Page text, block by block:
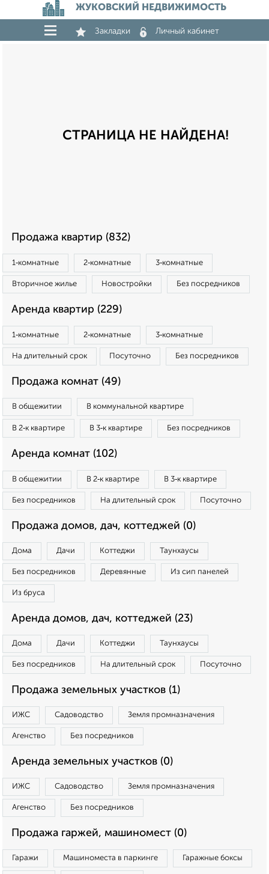
ЖУКОВСКИЙ НЕДВИЖИМОСТЬ
Закладки Личный кабинет
СТРАНИЦА НЕ НАЙДЕНА!
Продажа квартир (832)
1‑комнатные 2‑комнатные 3‑комнатные
Вторичное жилье Новостройки Без посредников
Аренда квартир (229)
1‑комнатные 2‑комнатные 3‑комнатные
На длительный срок Посуточно Без посредников
Продажа комнат (49)
В общежитии В коммунальной квартире
В 2‑к квартире В 3‑к квартире Без посредников
Аренда комнат (102)
В общежитии В 2‑к квартире В 3‑к квартире
Без посредников На длительный срок Посуточно
Продажа домов, дач, коттеджей (0)
Дома Дачи Коттеджи Таунхаусы
Без посредников Деревянные Из сип панелей
Из бруса
Аренда домов, дач, коттеджей (23)
Дома Дачи Коттеджи Таунхаусы
Без посредников На длительный срок Посуточно
Продажа земельных участков (1)
ИЖС Садоводство Земля промназначения
Агенство Без посредников
Аренда земельных участков (0)
ИЖС Садоводство Земля промназначения
Агенство Без посредников
Продажа гаржей, машиномест (0)
Гаражи Машиноместа в паркинге Гаражные боксы